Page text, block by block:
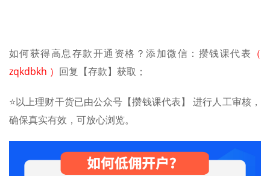
如何获得高息存款开通资格？添加微信：攒钱课代表 （
zqkdbkh ） 回复【存款】获取；
⭐️以上理财干货已由公众号【攒钱课代表】 进行人工审核，
确保真实有效，可放心浏览。